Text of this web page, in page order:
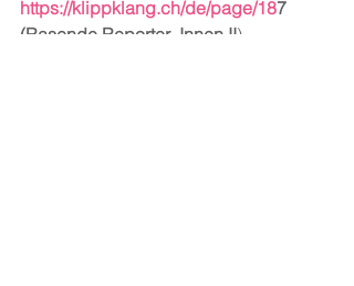
https://klippklang.ch/de/page/187
(Rasende Reporter_Innen II)